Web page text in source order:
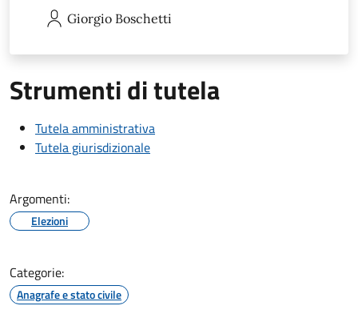
Giorgio Boschetti
Strumenti di tutela
Tutela amministrativa
Tutela giurisdizionale
Argomenti:
Elezioni
Categorie:
Anagrafe e stato civile